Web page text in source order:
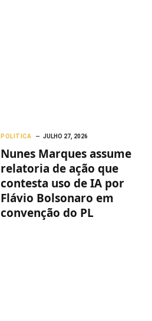
POLITICA JULHO 27, 2026
Nunes Marques assume
relatoria de ação que
contesta uso de IA por
Flávio Bolsonaro em
convenção do PL